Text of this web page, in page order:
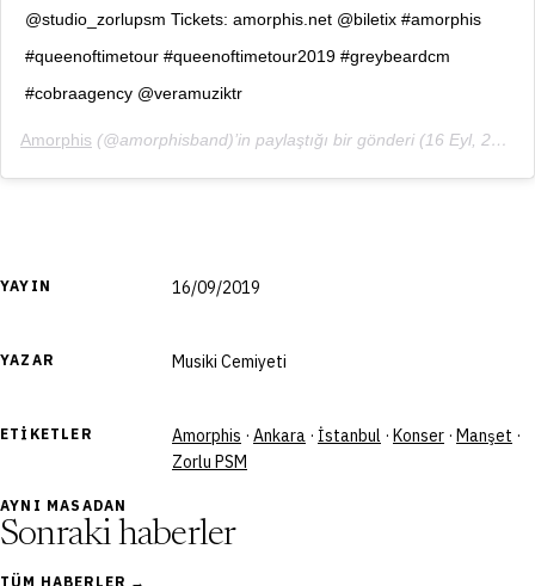
YAYIN 16/09/2019
YAZAR Musiki Cemiyeti
ETIKETLER Amorphis · Ankara · İstanbul · Konser · Manşet ·
Zorlu PSM
@studio_zorlupsm Tickets: amorphis.net @biletix #amorphis
#queenoftimetour #queenoftimetour2019 #greybeardcm
#cobraagency @veramuziktr
Amorphis (@amorphisband)’in paylaştığı bir gönderi (16 Eyl, 2019, 1:19öö PDT
AYNI MASADAN
Sonraki haberler
TÜM HABERLER →